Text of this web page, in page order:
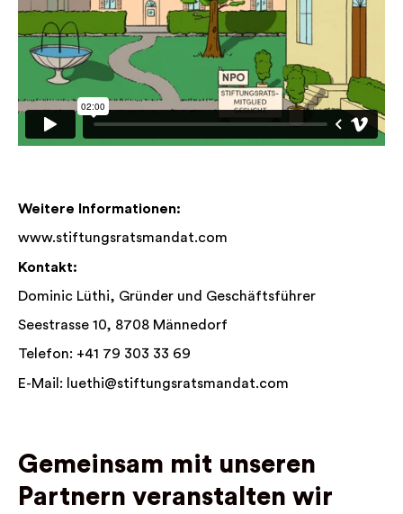
Weitere Informationen:
www.stiftungsratsmandat.com
Kontakt:
Dominic Lüthi, Gründer und Geschäftsführer
Seestrasse 10, 8708 Männedorf
Telefon: +41 79 303 33 69
E-Mail: luethi@stiftungsratsmandat.com
Gemeinsam mit unseren
Partnern veranstalten wir